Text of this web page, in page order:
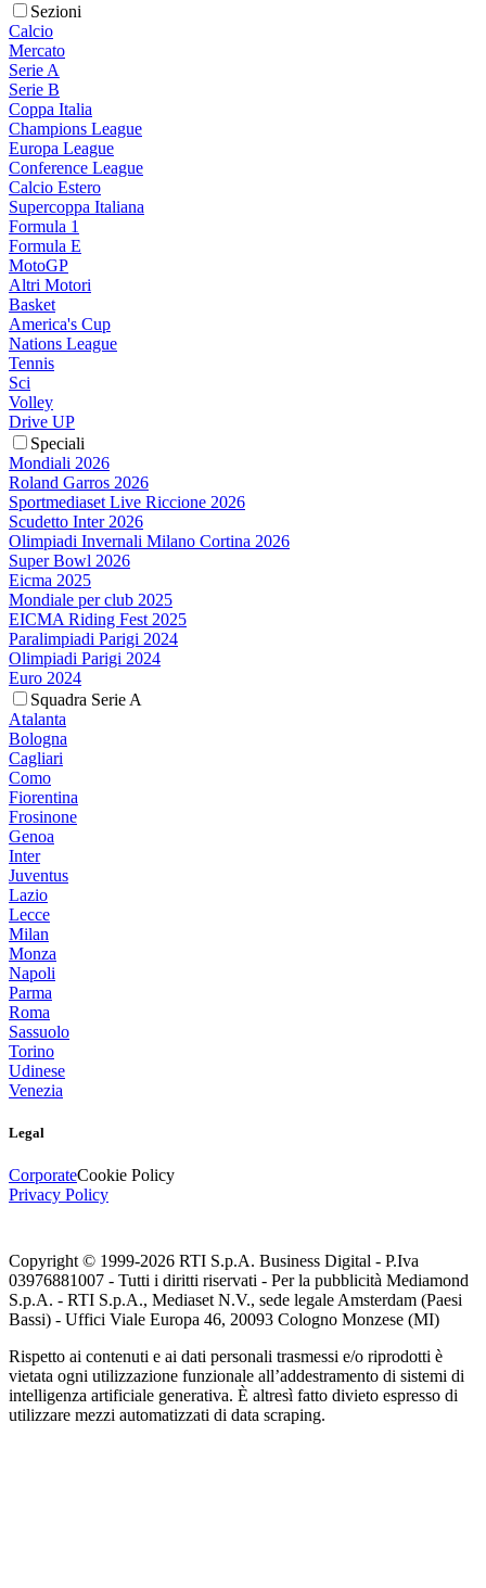
Sezioni
Calcio
Mercato
Serie A
Serie B
Coppa Italia
Champions League
Europa League
Conference League
Calcio Estero
Supercoppa Italiana
Formula 1
Formula E
MotoGP
Altri Motori
Basket
America's Cup
Nations League
Tennis
Sci
Volley
Drive UP
Speciali
Mondiali 2026
Roland Garros 2026
Sportmediaset Live Riccione 2026
Scudetto Inter 2026
Olimpiadi Invernali Milano Cortina 2026
Super Bowl 2026
Eicma 2025
Mondiale per club 2025
EICMA Riding Fest 2025
Paralimpiadi Parigi 2024
Olimpiadi Parigi 2024
Euro 2024
Squadra Serie A
Atalanta
Bologna
Cagliari
Como
Fiorentina
Frosinone
Genoa
Inter
Juventus
Lazio
Lecce
Milan
Monza
Napoli
Parma
Roma
Sassuolo
Torino
Udinese
Venezia
Legal
CorporateCookie Policy
Privacy Policy
Copyright © 1999-2026 RTI S.p.A. Business Digital - P.Iva
03976881007 - Tutti i diritti riservati - Per la pubblicità Mediamond
S.p.A. - RTI S.p.A., Mediaset N.V., sede legale Amsterdam (Paesi
Bassi) - Uffici Viale Europa 46, 20093 Cologno Monzese (MI)
Rispetto ai contenuti e ai dati personali trasmessi e/o riprodotti è
vietata ogni utilizzazione funzionale all’addestramento di sistemi di
intelligenza artificiale generativa. È altresì fatto divieto espresso di
utilizzare mezzi automatizzati di data scraping.